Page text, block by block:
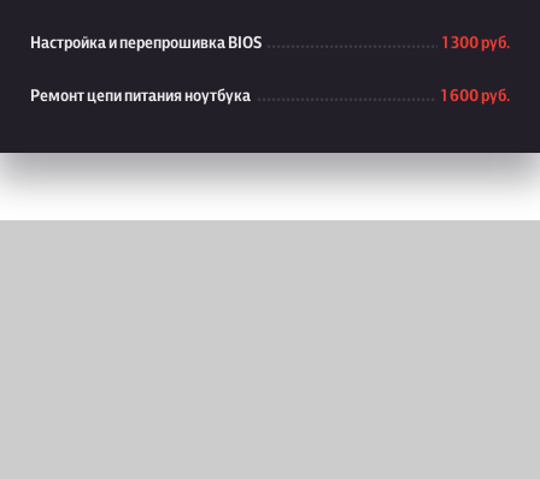
Настройка и перепрошивка BIOS 1 300 руб.
Ремонт цепи питания ноутбука 1 600 руб.